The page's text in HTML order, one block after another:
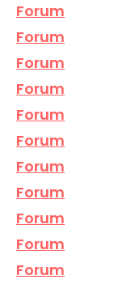
Forum
Forum
Forum
Forum
Forum
Forum
Forum
Forum
Forum
Forum
Forum